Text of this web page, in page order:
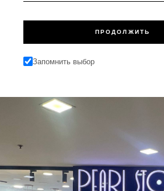
ПРОДОЛЖИТЬ
Запомнить выбор